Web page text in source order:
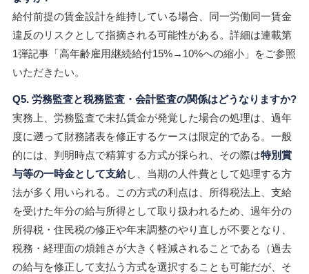
給付前提の賃金設計を維持している場合、同一労働同一賃金
違反のリスクとして指摘される可能性がある。詳細は連載第
1弾記事「高年齢雇用継続給付15%→10%への縮小」をご参照
いただきたい。
Q5. 労務監査と税務監査・会計監査の関係はどうなりますか?
実務上、労務監査で未払賃金が発覚した場合の処理は、過年
度に遡って財務諸表を修正するケースは限定的である。一般
的には、判明時点で精算する方式が採られ、その際は特別賞
与等の一時金として支給し、当期の人件費として処理する方
法が多く用いられる。この方式の利点は、所得税法上、支給
を受けた年分の給与所得として取り扱われるため、過年分の
所得税・住民税の修正や年末調整のやり直しが不要となり、
税務・経理面の煩雑さが大きく軽減されることである（過去
の給与を修正して支払う方式を選択することも可能だが、そ